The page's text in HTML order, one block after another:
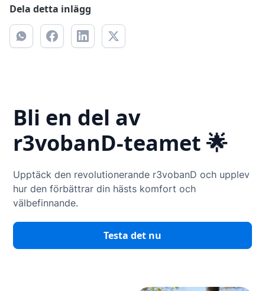
Dela detta inlägg
Bli en del av
r3vobanD-teamet 🌟
Upptäck den revolutionerande r3vobanD och upplev
hur den förbättrar din hästs komfort och
välbefinnande.
Testa det nu